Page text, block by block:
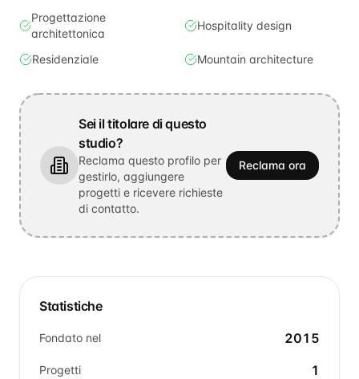
Progettazione
architettonica
Hospitality design
Residenziale Mountain architecture
Sei il titolare di questo
studio?
Reclama questo profilo per
gestirlo, aggiungere
progetti e ricevere richieste
di contatto.
Reclama ora
Statistiche
Fondato nel 2015
Progetti 1